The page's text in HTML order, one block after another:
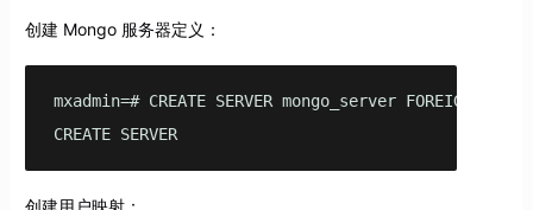
创建 Mongo 服务器定义：
mxadmin=# CREATE SERVER mongo_server FOREIGN
CREATE SERVER